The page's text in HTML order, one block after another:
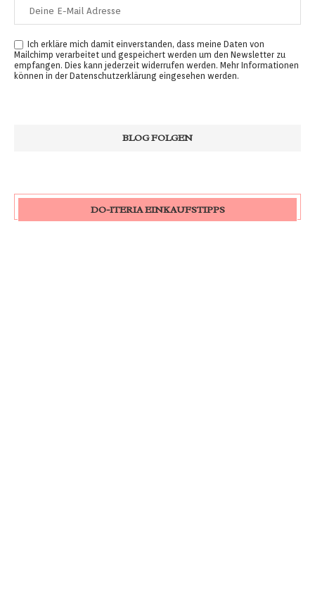
Ich erkläre mich damit einverstanden, dass meine Daten von
Mailchimp verarbeitet und gespeichert werden um den Newsletter zu
empfangen. Dies kann jederzeit widerrufen werden. Mehr Informationen
können in der Datenschutzerklärung eingesehen werden.
DO-ITERIA EINKAUFSTIPPS